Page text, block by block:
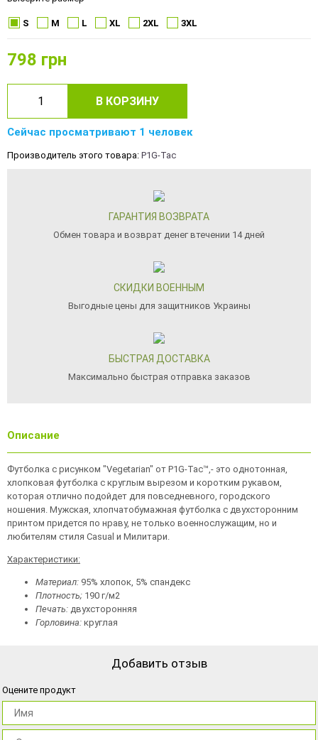
S M L XL 2XL 3XL
798 грн
В КОРЗИНУ
Сейчас просматривают 1 человек
Производитель этого товара: P1G-Tac
ГАРАНТИЯ ВОЗВРАТА
Обмен товара и возврат денег втечении 14 дней
СКИДКИ ВОЕННЫМ
Выгодные цены для защитников Украины
БЫСТРАЯ ДОСТАВКА
Максимально быстрая отправка заказов
Описание
Футболка с рисунком "Vegetarian" от P1G-Tac™,- это однотонная,
хлопковая футболка с круглым вырезом и коротким рукавом,
которая отлично подойдет для повседневного, городского
ношения. Мужская, хлопчатобумажная футболка с двухсторонним
принтом придется по нраву, не только военнослужащим, но и
любителям стиля Casual и Милитари.
Характеристики:
Материал: 95% хлопок, 5% спандекс
Плотность; 190 г/м2
Печать: двухсторонняя
Горловина: круглая
Добавить отзыв
Оцените продукт